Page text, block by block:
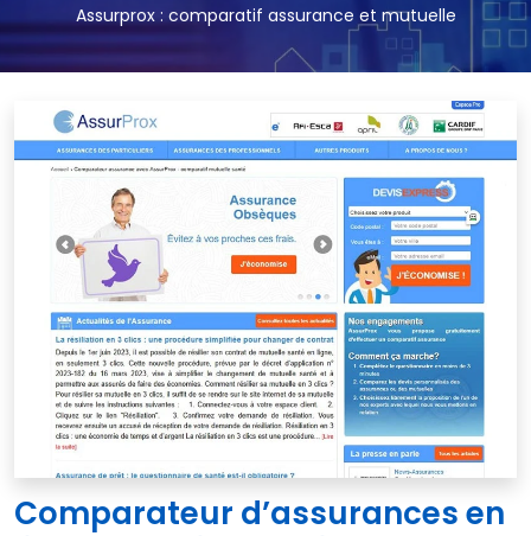
Assurprox : comparatif assurance et mutuelle
Comparateur d’assurances en